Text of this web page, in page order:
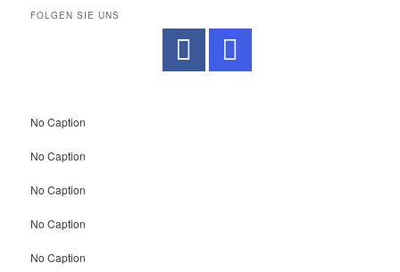
FOLGEN SIE UNS
No Caption
No Caption
No Caption
No Caption
No Caption